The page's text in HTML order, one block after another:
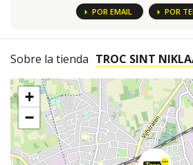
POR EMAIL POR
Sobre la tienda TROC SINT
+
−